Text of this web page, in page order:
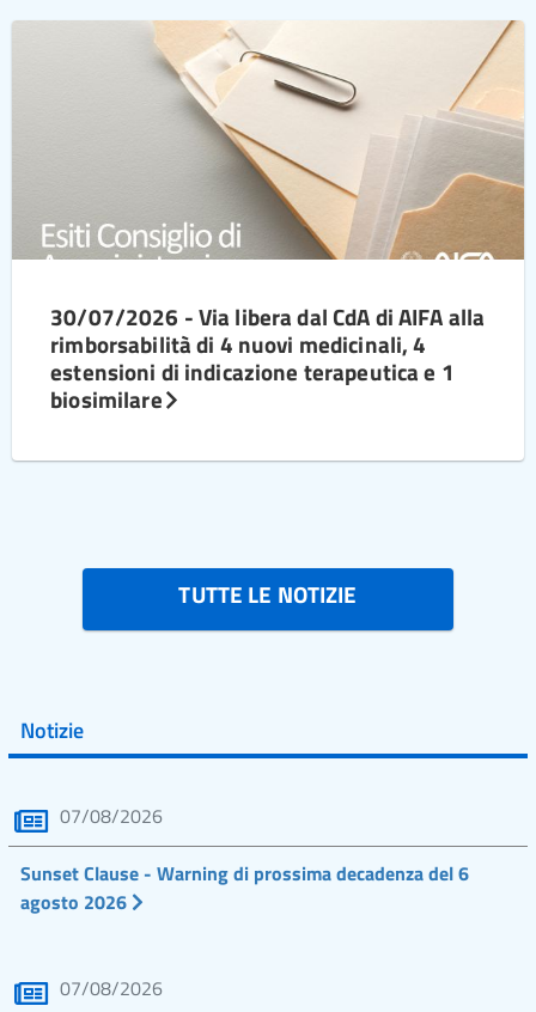
30/07/2026 - Via libera dal CdA di AIFA alla
rimborsabilità di 4 nuovi medicinali, 4
estensioni di indicazione terapeutica e 1
biosimilare
TUTTE LE NOTIZIE
Notizie
07/08/2026
Sunset Clause - Warning di prossima decadenza del 6
agosto 2026
07/08/2026